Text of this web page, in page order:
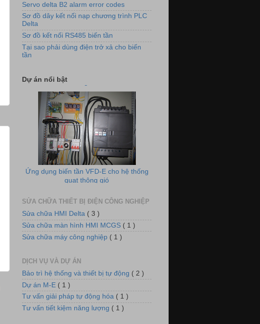
Servo delta B2 alarm error codes
Sơ đồ dây kết nối nạp chương trình PLC
Delta
Sơ đồ kết nối RS485 biến tần
Tại sao phải dùng điện trở xả cho biến
tần
Dự án nổi bật
Hình ảnh lắp đặt biến tần cho máy đánh
Ứng dụng biến tần VFD-E cho hệ thống
quạt thông gió
SỬA CHỮA THIẾT BỊ ĐIỆN CÔNG NGHIỆP
Sửa chữa HMI Delta ( 3 )
Sửa chữa màn hình HMI MCGS ( 1 )
Sửa chữa máy công nghiệp ( 1 )
DỊCH VỤ VÀ DỰ ÁN
Bảo trì hệ thống và thiết bị tự động ( 2 )
Dự án M-E ( 1 )
Tư vấn giải pháp tự động hóa ( 1 )
Tư vấn tiết kiệm năng lượng ( 1 )